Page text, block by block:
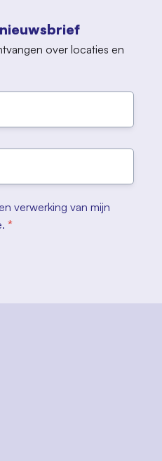
over locaties en
verwerking van mijn
*